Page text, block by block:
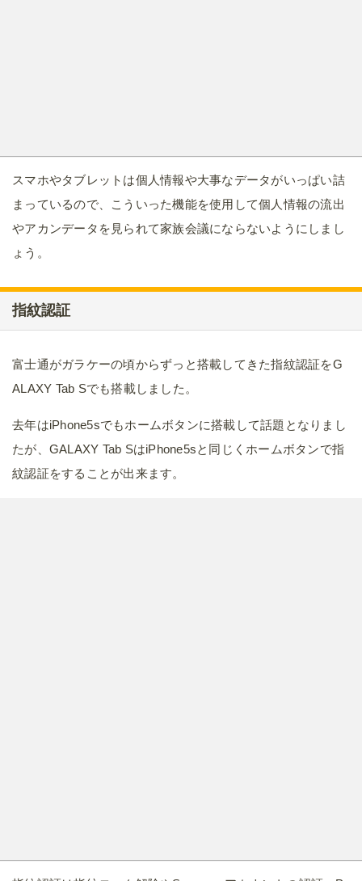
スマホやタブレットは個人情報や大事なデータがいっぱい詰
まっているので、こういった機能を使用して個人情報の流出
やアカンデータを見られて家族会議にならないようにしまし
ょう。
指紋認証
富士通がガラケーの頃からずっと搭載してきた指紋認証をG
ALAXY Tab Sでも搭載しました。
去年はiPhone5sでもホームボタンに搭載して話題となりまし
たが、GALAXY Tab SはiPhone5sと同じくホームボタンで指
紋認証をすることが出来ます。